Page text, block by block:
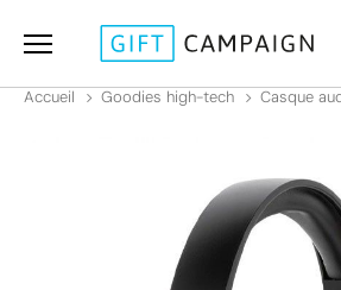
Accueil Goodies high-tech Casque